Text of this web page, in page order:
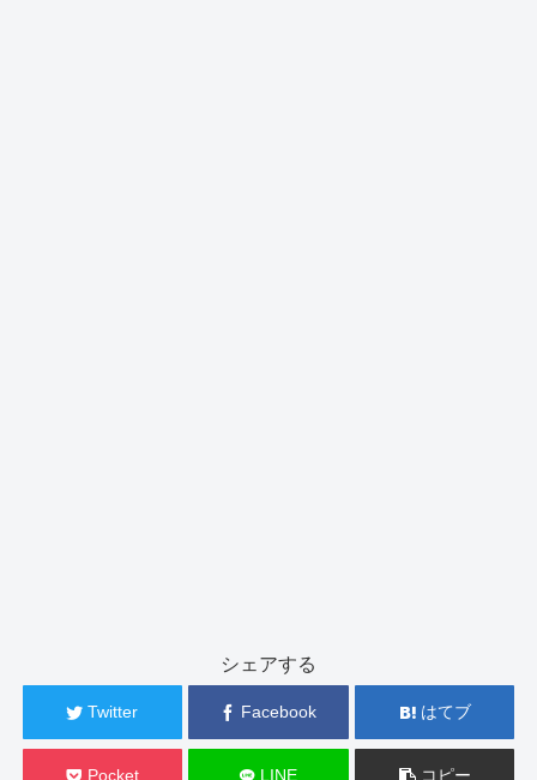
シェアする
Twitter Facebook はてブ
Pocket LINE コピー